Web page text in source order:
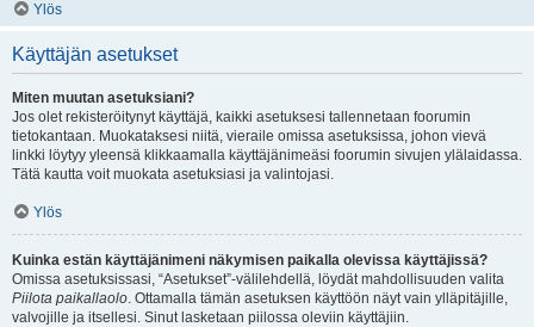
Ylös
Käyttäjän asetukset
Miten muutan asetuksiani?
Jos olet rekisteröitynyt käyttäjä, kaikki asetuksesi tallennetaan foorumin
tietokantaan. Muokataksesi niitä, vieraile omissa asetuksissa, johon vievä
linkki löytyy yleensä klikkaamalla käyttäjänimeäsi foorumin sivujen ylälaidassa.
Tätä kautta voit muokata asetuksiasi ja valintojasi.
Ylös
Kuinka estän käyttäjänimeni näkymisen paikalla olevissa käyttäjissä?
Omissa asetuksissasi, “Asetukset”-välilehdellä, löydät mahdollisuuden valita
Piilota paikallaolo. Ottamalla tämän asetuksen käyttöön näyt vain ylläpitäjille,
valvojille ja itsellesi. Sinut lasketaan piilossa oleviin käyttäjiin.